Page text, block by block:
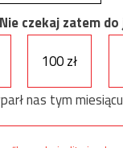
czekaj zatem
100 zł
nas tym